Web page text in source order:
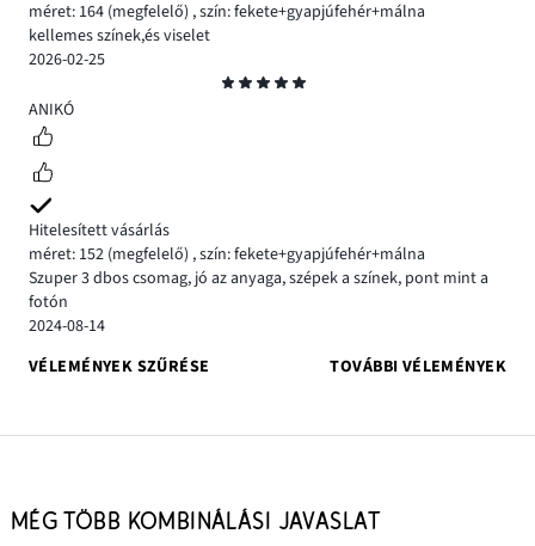
méret: 164 (megfelelő) ,szín: fekete+gyapjúfehér+málna
kellemes színek,és viselet
2026-02-25
5
ANIKÓ
Hitelesített vásárlás
méret: 152 (megfelelő) ,szín: fekete+gyapjúfehér+málna
Szuper 3 dbos csomag, jó az anyaga, szépek a színek, pont mint a
fotón
2024-08-14
VÉLEMÉNYEK SZŰRÉSE
TOVÁBBI VÉLEMÉNYEK
MÉG TÖBB KOMBINÁLÁSI JAVASLAT